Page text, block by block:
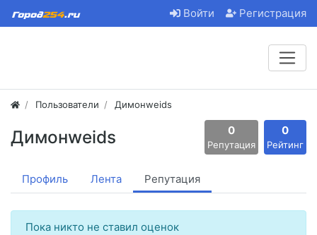
Войти Регистрация
Пользователи Димонweids
Димонweids 0
Репутация
0
Рейтинг
Профиль Лента Репутация
Пока никто не ставил оценок